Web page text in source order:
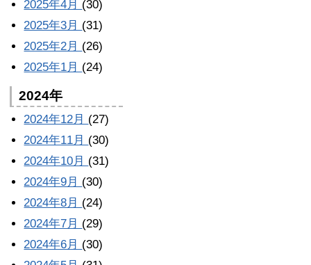
2025年4月 (30)
2025年3月 (31)
2025年2月 (26)
2025年1月 (24)
2024年
2024年12月 (27)
2024年11月 (30)
2024年10月 (31)
2024年9月 (30)
2024年8月 (24)
2024年7月 (29)
2024年6月 (30)